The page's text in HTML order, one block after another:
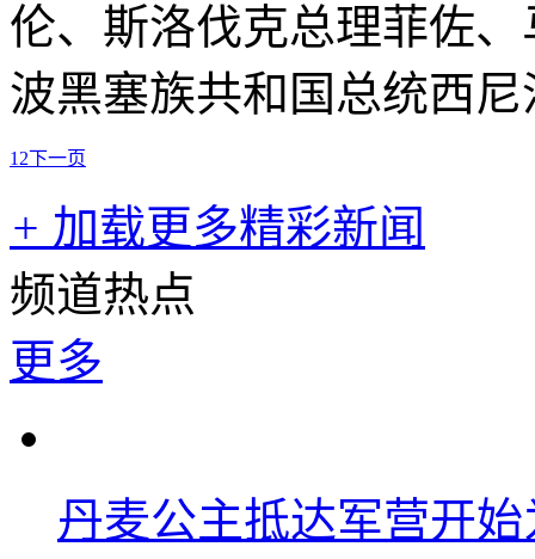
伦、斯洛伐克总理菲佐
波黑塞族共和国总统西
1 2下一页
+ 加载更多精彩新闻
频道热点
更多
丹麦公主抵达军营开